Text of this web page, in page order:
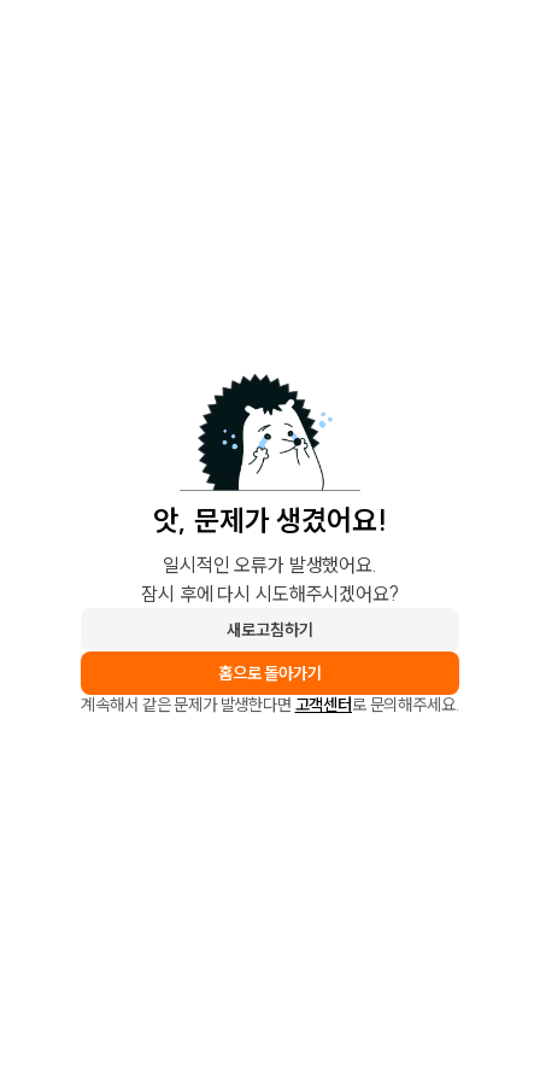
앗, 문제가 생겼어요!
일시적인 오류가 발생했어요.
잠시 후에 다시 시도해주시겠어요?
새로고침하기
홈으로 돌아가기
계속해서 같은 문제가 발생한다면 고객센터로 문의해주세요.